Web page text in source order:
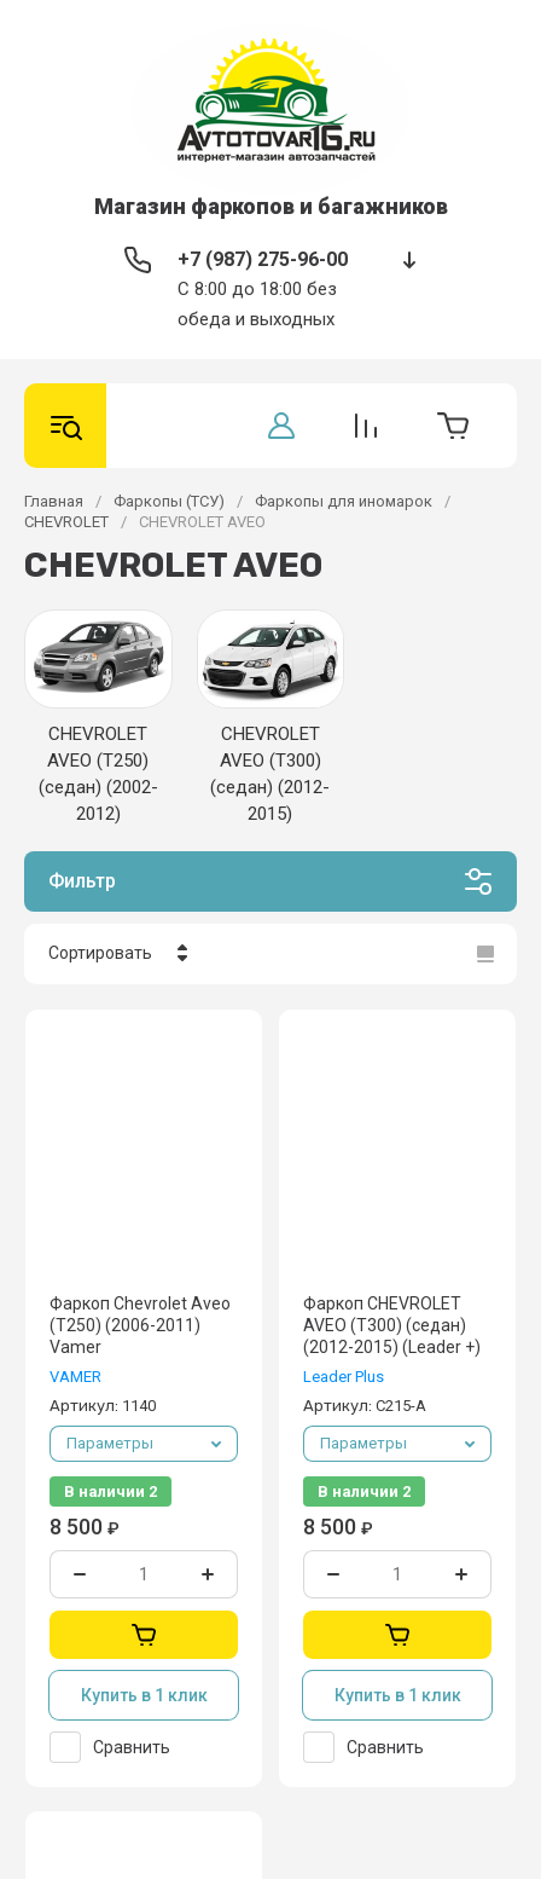
Магазин фаркопов и багажников
+7 (987) 275-96-00
С 8:00 до 18:00 без
обеда и выходных
Главная / Фаркопы (ТСУ) / Фаркопы для иномарок
/
CHEVROLET
/ CHEVROLET AVEO
CHEVROLET AVEO
CHEVROLET
AVEO (T250)
(седан) (2002-
2012)
CHEVROLET
AVEO (T300)
(седан) (2012-
2015)
Фильтр
Сортировать
Фаркоп Chevrolet Aveo
(Т250) (2006-2011)
Vamer
VAMER
Артикул: 1140
Параметры
В наличии 2
8 500 ₽
Купить в 1 клик
Сравнить
Фаркоп CHEVROLET
AVEO (T300) (седан)
(2012-2015) (Leader +)
Leader Plus
Артикул: C215-A
Параметры
В наличии 2
8 500 ₽
Купить в 1 клик
Сравнить